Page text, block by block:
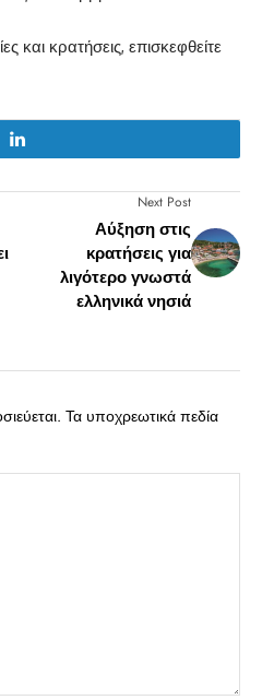
και κρατήσεις, επισκεφθείτε
Next Post
Αύξηση στις
κρατήσεις για
λιγότερο γνωστά
ελληνικά νησιά
Τα υποχρεωτικά πεδία